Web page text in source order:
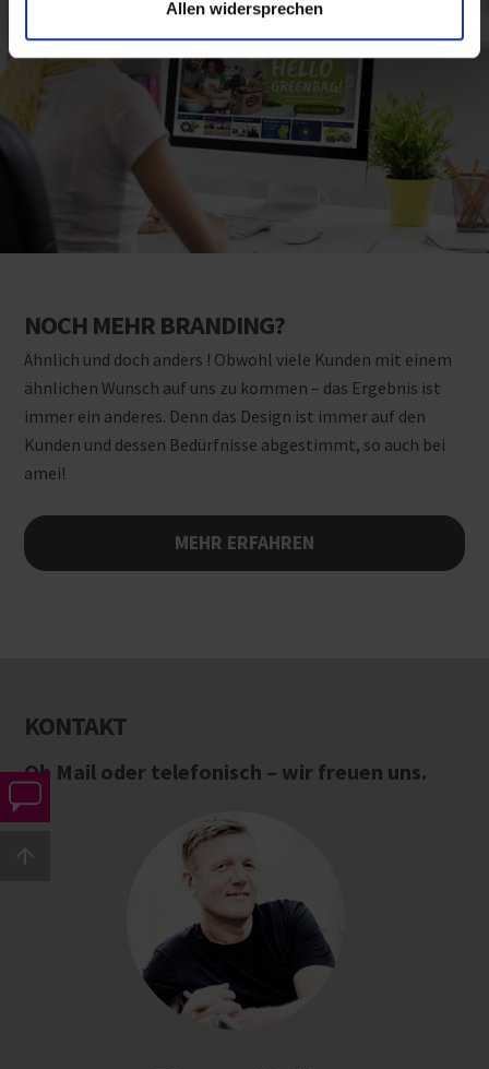
Allen widersprechen
NOCH MEHR BRANDING?
Ähnlich und doch anders ! Obwohl viele Kunden mit einem
ähnlichen Wunsch auf uns zu kommen – das Ergebnis ist
immer ein anderes. Denn das Design ist immer auf den
Kunden und dessen Bedürfnisse abgestimmt, so auch bei
amei!
MEHR ERFAHREN
KONTAKT
Ob Mail oder telefonisch – wir freuen uns.